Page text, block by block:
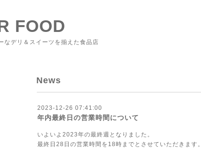
FOOD
なデリ＆スイーツを揃えた食品店
News
2023-12-26 07:41:00
年内最終日の営業時間について
いよいよ2023年の最終週となりました。
最終日28日の営業時間を18時までとさせていただきます。